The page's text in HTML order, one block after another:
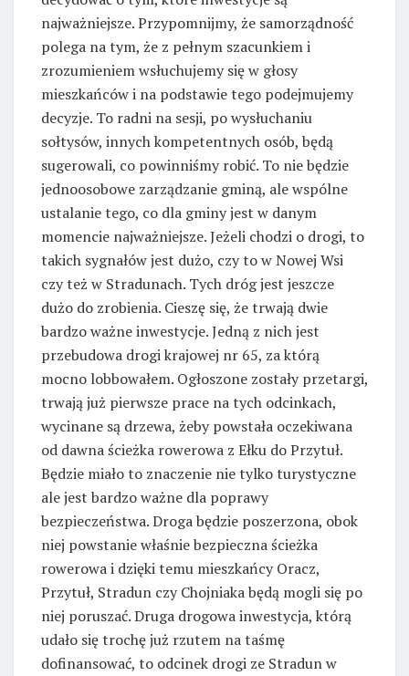
najważniejsze. Przypomnijmy, że samorządność
polega na tym, że z pełnym szacunkiem i
zrozumieniem wsłuchujemy się w głosy
mieszkańców i na podstawie tego podejmujemy
decyzje. To radni na sesji, po wysłuchaniu
sołtysów, innych kompetentnych osób, będą
sugerowali, co powinniśmy robić. To nie będzie
jednoosobowe zarządzanie gminą, ale wspólne
ustalanie tego, co dla gminy jest w danym
momencie najważniejsze. Jeżeli chodzi o drogi, to
takich sygnałów jest dużo, czy to w Nowej Wsi
czy też w Stradunach. Tych dróg jest jeszcze
dużo do zrobienia. Cieszę się, że trwają dwie
bardzo ważne inwestycje. Jedną z nich jest
przebudowa drogi krajowej nr 65, za którą
mocno lobbowałem. Ogłoszone zostały przetargi,
trwają już pierwsze prace na tych odcinkach,
wycinane są drzewa, żeby powstała oczekiwana
od dawna ścieżka rowerowa z Ełku do Przytuł.
Będzie miało to znaczenie nie tylko turystyczne
ale jest bardzo ważne dla poprawy
bezpieczeństwa. Droga będzie poszerzona, obok
niej powstanie właśnie bezpieczna ścieżka
rowerowa i dzięki temu mieszkańcy Oracz,
Przytuł, Stradun czy Chojniaka będą mogli się po
niej poruszać. Druga drogowa inwestycja, którą
udało się trochę już rzutem na taśmę
dofinansować, to odcinek drogi ze Stradun w